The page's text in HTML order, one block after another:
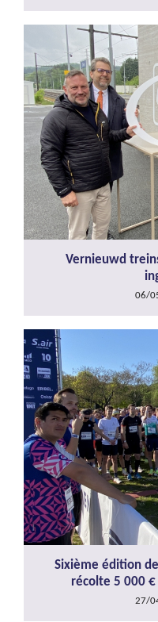
Vernieuwd
06/
Sixième édition
récolte 5 000
27/